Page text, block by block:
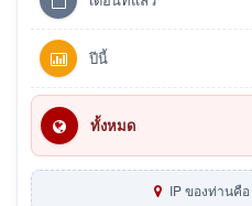
ปีนี้
ทั้งหมด
IP ของท่านคือ